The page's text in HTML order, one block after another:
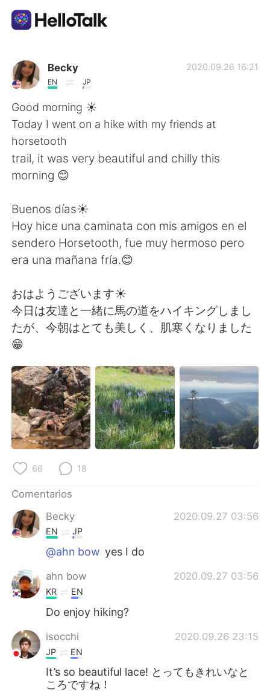
Aplicación de intercambio de idiomas
AI Grammar Checker
Español
English
繁體中文
Français Deutsch
Русский ไทย
Indonesia Italiano
Türkçe Tiếng Việt
Português
Becky
EN JP
2020.09.26 16:21
Good morning ☀️
Today I went on a hike with my friends at
horsetooth
trail, it was very beautiful and chilly this
morning 😊
Buenos días☀️
Hoy hice una caminata con mis amigos en el
sendero Horsetooth, fue muy hermoso pero
era una mañana fría.😊
おはようございます☀️
今日は友達と一緒に馬の道をハイキングしまし
たが、今朝はとても美しく、肌寒くなりました
😁
66 18
Comentarios
Becky
2020.09.27 03:56
EN JP
@ahn bow yes I do
ahn bow 2020.09.27 03:56
KR EN
Do enjoy hiking?
isocchi 2020.09.26 23:15
JP EN
It’s so beautiful lace! とってもきれいなと
ころですね！